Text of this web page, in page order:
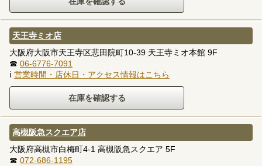
天王寺ミオ店
大阪府大阪市天王寺区悲田院町10-39 天王寺ミオ本館 9F
☎ 06-6776-7091
ℹ 営業時間・店休日・アクセス情報はこちら
高槻阪急スクエア店
大阪府高槻市白梅町4-1 高槻阪急スクエア 5F
☎ 072-686-1195